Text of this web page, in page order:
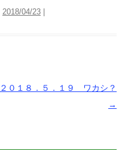
2018/04/23
２０１８．５．１９ ワカシ？
→